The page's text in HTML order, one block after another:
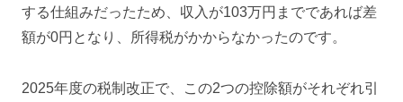
する仕組みだったため、収入が103万円までであれば差
額が0円となり、所得税がかからなかったのです。
2025年度の税制改正で、この2つの控除額がそれぞれ引